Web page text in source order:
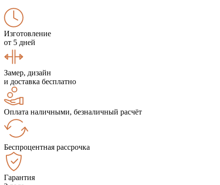
Изготовление
от 5 дней
Замер, дизайн
и доставка бесплатно
Оплата наличными, безналичный расчёт
Беспроцентная рассрочка
Гарантия